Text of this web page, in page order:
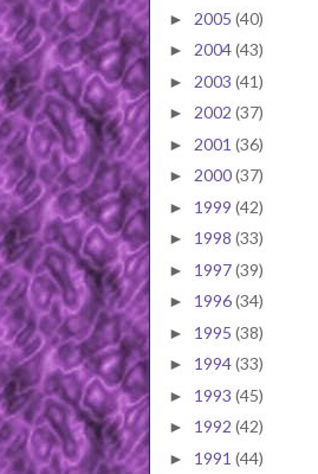
► 2005 (40)
► 2004(43)
► 2003 (41)
► 2002 (37)
► 2001 (36)
► 2000(37)
► 1999 (42)
► 1998 (33)
► 1997(39)
► 1996(34)
► 1995 (38)
► 1994(33)
► 1993 (45)
► 1992 (42)
► 1991 (44)